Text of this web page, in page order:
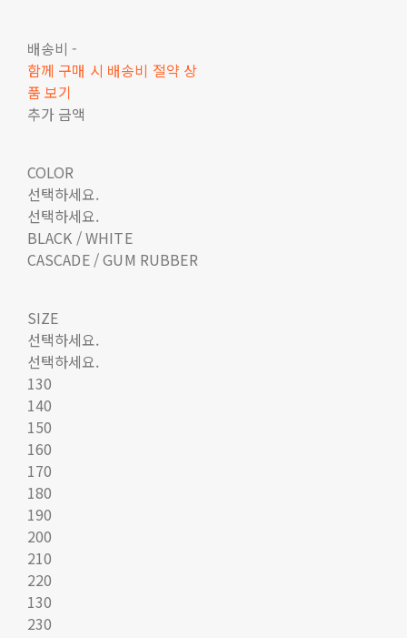
배송비 -
함께 구매 시 배송비 절약 상
품 보기
추가 금액
COLOR
선택하세요.
선택하세요.
BLACK / WHITE
CASCADE / GUM RUBBER
SIZE
선택하세요.
선택하세요.
130
140
150
160
170
180
190
200
210
220
130
230